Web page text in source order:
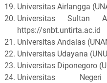
Universitas Airlangga
Universitas Sultan
https://snbt.untirta.ac.id
Universitas Andalas
Universitas Udayana
Universitas Diponegoro
Universitas